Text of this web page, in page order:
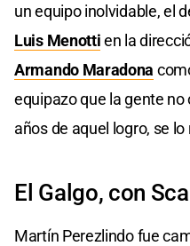
un equipo inolvidable, el
Luis Menottien la
Armando Maradona
equipazo que la gente no
años de aquel logro, se
El Galgo, con
Martín Perezlindo fue